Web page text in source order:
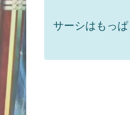
サーシはもっ